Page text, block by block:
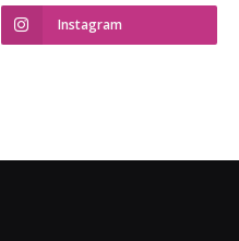
Instagram